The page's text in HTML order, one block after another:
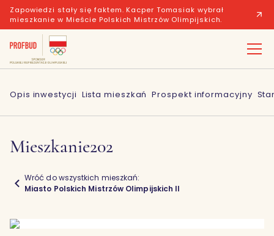
Zapowiedzi stały się faktem. Kacper Tomasiak wybrał
mieszkanie w Mieście Polskich Mistrzów Olimpijskich.
Opis inwestycji Lista mieszkań Prospekt informacyjny
Mieszkanie202
Wróć do wszystkich mieszkań:
Miasto Polskich Mistrzów Olimpijskich II